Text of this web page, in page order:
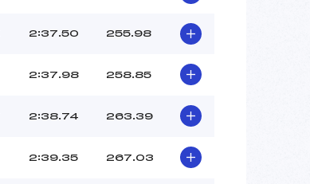
2:37.50 255.98
2:37.98 258.85
2:38.74 263.39
2:39.35 267.03